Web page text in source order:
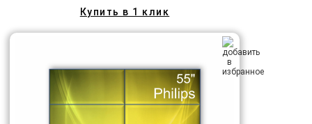
Купить в 1 клик